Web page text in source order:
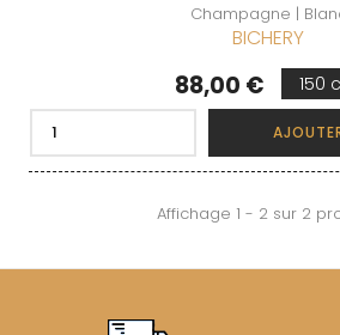
Champagne |
BICHERY
Prix
88,00 € 150
Affichage 1 - 2 sur 2